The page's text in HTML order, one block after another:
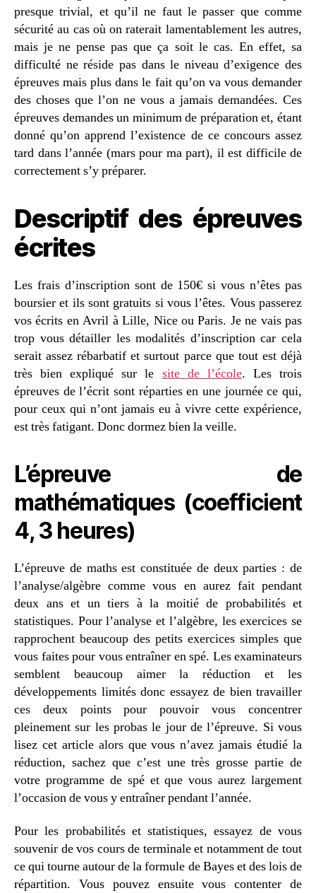
presque trivial, et qu’il ne faut le passer que comme
sécurité au cas où on raterait lamentablement les autres,
mais je ne pense pas que ça soit le cas. En effet, sa
difficulté ne réside pas dans le niveau d’exigence des
épreuves mais plus dans le fait qu’on va vous demander
des choses que l’on ne vous a jamais demandées. Ces
épreuves demandes un minimum de préparation et, étant
donné qu’on apprend l’existence de ce concours assez
tard dans l’année (mars pour ma part), il est difficile de
correctement s’y préparer.
Descriptif des épreuves
écrites
Les frais d’inscription sont de 150€ si vous n’êtes pas
boursier et ils sont gratuits si vous l’êtes. Vous passerez
vos écrits en Avril à Lille, Nice ou Paris. Je ne vais pas
trop vous détailler les modalités d’inscription car cela
serait assez rébarbatif et surtout parce que tout est déjà
très bien expliqué sur le site de l’école. Les trois
épreuves de l’écrit sont réparties en une journée ce qui,
pour ceux qui n’ont jamais eu à vivre cette expérience,
est très fatigant. Donc dormez bien la veille.
L’épreuve de
mathématiques (coefficient
4, 3 heures)
L’épreuve de maths est constituée de deux parties : de
l’analyse/algèbre comme vous en aurez fait pendant
deux ans et un tiers à la moitié de probabilités et
statistiques. Pour l’analyse et l’algèbre, les exercices se
rapprochent beaucoup des petits exercices simples que
vous faites pour vous entraîner en spé. Les examinateurs
semblent beaucoup aimer la réduction et les
développements limités donc essayez de bien travailler
ces deux points pour pouvoir vous concentrer
pleinement sur les probas le jour de l’épreuve. Si vous
lisez cet article alors que vous n’avez jamais étudié la
réduction, sachez que c’est une très grosse partie de
votre programme de spé et que vous aurez largement
l’occasion de vous y entraîner pendant l’année.
Pour les probabilités et statistiques, essayez de vous
souvenir de vos cours de terminale et notamment de tout
ce qui tourne autour de la formule de Bayes et des lois de
répartition. Vous pouvez ensuite vous contenter de